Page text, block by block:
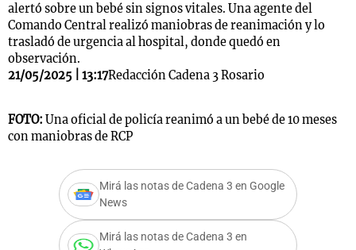
alertó sobre un bebé sin signos vitales. Una agente del
Comando Central realizó maniobras de reanimación y lo
trasladó de urgencia al hospital, donde quedó en
observación.
21/05/2025 | 13:17Redacción Cadena 3 Rosario
FOTO: Una oficial de policía reanimó a un bebé de 10 meses
con maniobras de RCP
Mirá las notas de Cadena 3 en Google
News
Mirá las notas de Cadena 3 en